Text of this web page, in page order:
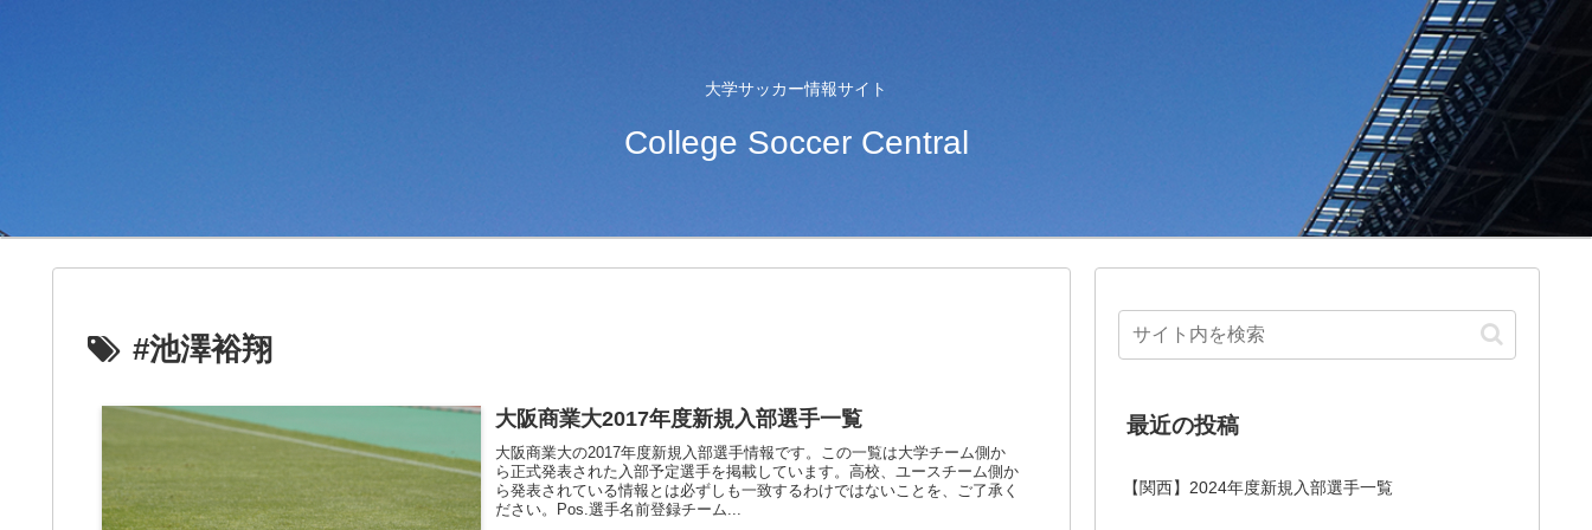
大学サッカー情報サイト
College Soccer Central
#池澤裕翔
大阪商業大2017年度新規入部選手一覧
大阪商業大の2017年度新規入部選手情報です。この一覧は大学チーム側か
ら正式発表された入部予定選手を掲載しています。高校、ユースチーム側か
ら発表されている情報とは必ずしも一致するわけではないことを、ご了承く
ださい。Pos.選手名前登録チーム...
最近の投稿
【関西】2024年度新規入部選手一覧